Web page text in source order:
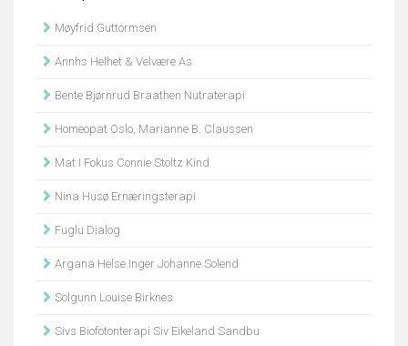
Møyfrid Guttormsen
Annhs Helhet & Velvære As
Bente Bjørnrud Braathen Nutraterapi
Homeopat Oslo, Marianne B. Claussen
Mat I Fokus Connie Stoltz Kind
Nina Husø Ernæringsterapi
Fuglu Dialog
Argana Helse Inger Johanne Solend
Solgunn Louise Birknes
Sivs Biofotonterapi Siv Eikeland Sandbu